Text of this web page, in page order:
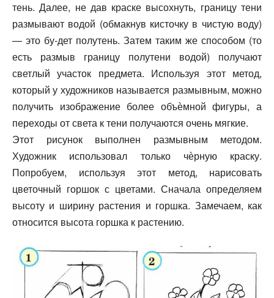
тень. Далее, не дав краске высохнуть, границу тени
размывают водой (обмакнув кисточку в чистую воду)
— это бу-дет полутень. Затем таким же способом (то
есть размыв границу полутени водой) получают
светлый участок предмета. Используя этот метод,
который у художников называется размывным, можно
получить изображение более объѐмной фигуры, а
переходы от света к тени получаются очень мягкие.
Этот рисунок выполнен размывным методом.
Художник использовал только чѐрную краску.
Попробуем, используя этот метод, нарисовать
цветочный горшок с цветами. Сначала определяем
высоту и ширину растения и горшка. Замечаем, как
относится высота горшка к растению.